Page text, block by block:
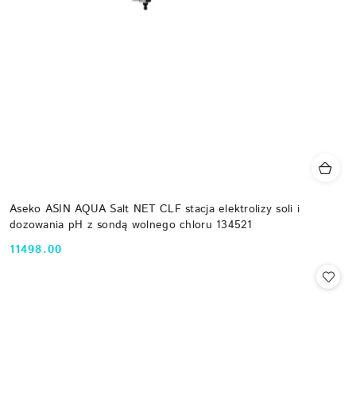
Aseko ASIN AQUA Salt NET CLF stacja elektrolizy soli i
dozowania pH z sondą wolnego chloru 134521
Cena:
11498.00